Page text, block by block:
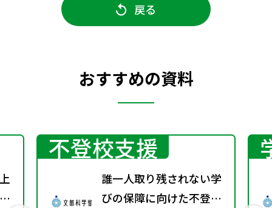
戻る
おすすめの資料
不登校支援
誰一人取り残されない学
びの保障に向けた不登校